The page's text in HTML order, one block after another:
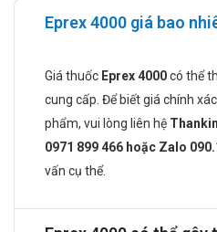
Chống chỉ định khi
Không sử dụng thuốc Eprex
cảm với bất kì thành phần
Không sử dụng thuốc này
không kiểm soát được.
Cách dùng và liều
Thuốc được bào chế dạng
Eprex 4000 giá bao
Giá thuốc Eprex 4000có thể
cung cấp. Để biết giá chính
phẩm, vui lòng liên hệ
0971 899 466 hoặc Zalo
vấn cụ thể.